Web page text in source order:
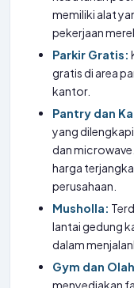
memiliki alat
pekerjaan
Parkir Gratis:
gratis di area
kantor.
Pantry dan
yang
dan
harga
perusahaan.
Musholla:
lantai gedung
dalam
Gym dan
menyediakan